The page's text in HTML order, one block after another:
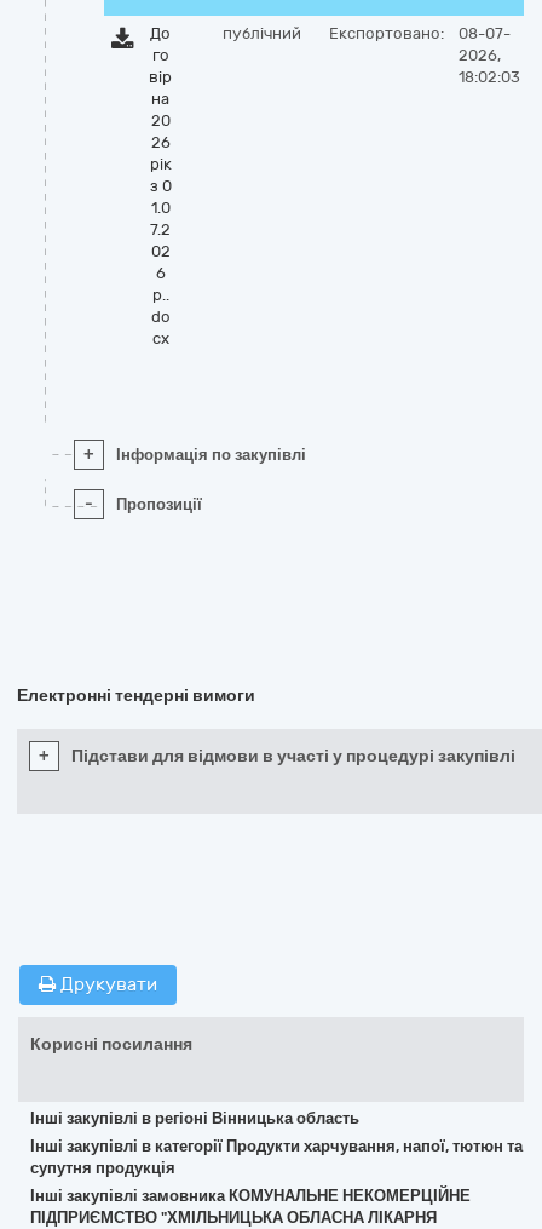
До
го
вір
на
20
26
рік
з 0
1.0
7.2
02
6
р..
do
cx
публічний Експортовано:
08-07-
2026,
18:02:03
+ Інформація по закупівлі
- Пропозиції
Електронні тендерні вимоги
+ Підстави для відмови в участі у процедурі закупівлі
Друкувати
Корисні посилання
Інші закупівлі в регіоні Вінницька область
Інші закупівлі в категорії Продукти харчування, напої, тютюн та
супутня продукція
Інші закупівлі замовника КОМУНАЛЬНЕ НЕКОМЕРЦІЙНЕ
ПІДПРИЄМСТВО "ХМІЛЬНИЦЬКА ОБЛАСНА ЛІКАРНЯ